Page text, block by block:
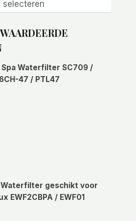
Waterfilter SC709 /
47 / PTL47
geschikt voor
EWF2CBPA / EWF01